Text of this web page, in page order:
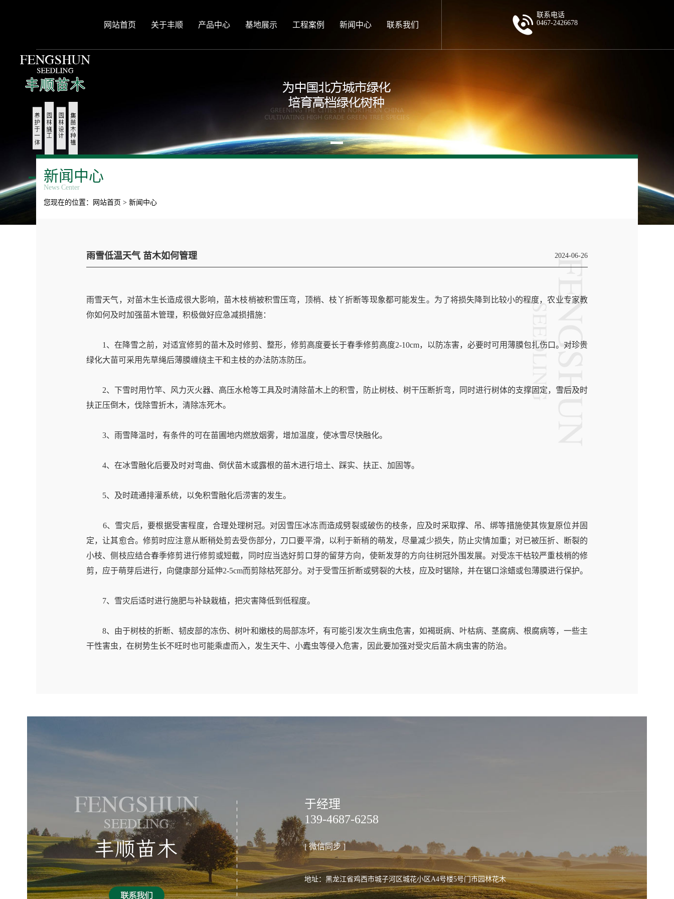
网站首页 关于丰顺 产品中心 基地展示 工程案例 新闻中心 联系我们
联系电话
0467-2426678
新闻中心
News Center
您现在的位置：
网站首页 > 新闻中心
雨雪低温天气 苗木如何管理 2024-06-26
雨雪天气，对苗木生长造成很大影响，苗木枝梢被积雪压弯，顶梢、枝丫折断等现象都可能发生。为了将损失降到比较小的程度，农业专家教
你如何及时加强苗木管理，积极做好应急减损措施：
1、在降雪之前，对适宜修剪的苗木及时修剪、整形，修剪高度要长于春季修剪高度2-10cm，以防冻害，必要时可用薄膜包扎伤口。对珍贵
绿化大苗可采用先草绳后薄膜缠绕主干和主枝的办法防冻防压。
2、下雪时用竹竿、风力灭火器、高压水枪等工具及时清除苗木上的积雪，防止树枝、树干压断折弯，同时进行树体的支撑固定，雪后及时
扶正压倒木，伐除雪折木，清除冻死木。
3、雨雪降温时，有条件的可在苗圃地内燃放烟雾，增加温度，使冰雪尽快融化。
4、在冰雪融化后要及时对弯曲、倒伏苗木或露根的苗木进行培土、踩实、扶正、加固等。
5、及时疏通排灌系统，以免积雪融化后涝害的发生。
6、雪灾后，要根据受害程度，合理处理树冠。对因雪压冰冻而造成劈裂或破伤的枝条，应及时采取撑、吊、绑等措施使其恢复原位并固
定，让其愈合。修剪时应注意从断稍处剪去受伤部分，刀口要平滑，以利于新稍的萌发，尽量减少损失，防止灾情加重；对已被压折、断裂的
小枝、侧枝应结合春季修剪进行修剪或短截，同时应当选好剪口芽的留芽方向，使新发芽的方向往树冠外围发展。对受冻干枯较严重枝梢的修
剪，应于萌芽后进行，向健康部分延伸2-5cm而剪除枯死部分。对于受雪压折断或劈裂的大枝，应及时锯除，并在锯口涂蜡或包薄膜进行保护。
7、雪灾后适时进行施肥与补缺栽植，把灾害降低到低程度。
8、由于树枝的折断、韧皮部的冻伤、树叶和嫩枝的局部冻坏，有可能引发次生病虫危害，如褐斑病、叶枯病、茎腐病、根腐病等，一些主
干性害虫，在树势生长不旺时也可能乘虚而入，发生天牛、小蠹虫等侵入危害，因此要加强对受灾后苗木病虫害的防治。
于经理
139-4687-6258
[ 微信同步 ]
地址：黑龙江省鸡西市城子河区城花小区A4号楼5号门市园林花木